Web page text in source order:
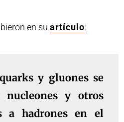
en suartículo:
y gluones se
nucleones y otros
a hadrones en el